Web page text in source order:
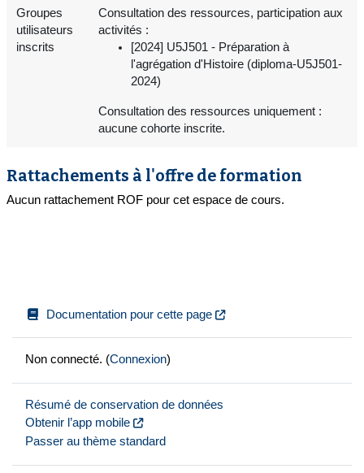
Groupes
utilisateurs
inscrits
Consultation des ressources, participation aux
activités :
[2024] U5J501 - Préparation à
l'agrégation d'Histoire (diploma-U5J501-
2024)
Consultation des ressources uniquement :
aucune cohorte inscrite.
Rattachements à l'offre de formation
Aucun rattachement ROF pour cet espace de cours.
Documentation pour cette page
Non connecté. (Connexion)
Résumé de conservation de données
Obtenir l’app mobile
Passer au thème standard